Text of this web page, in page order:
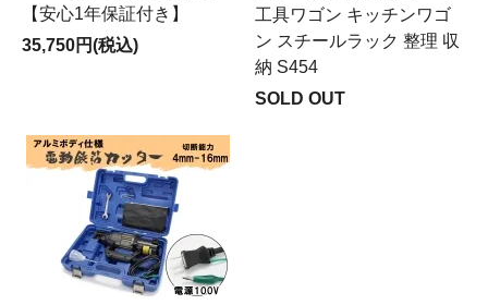
【安心1年保証付き】
35,750円(税込)
工具ワゴン キッチンワゴ
ン スチールラック 整理 収
納 S454
SOLD OUT